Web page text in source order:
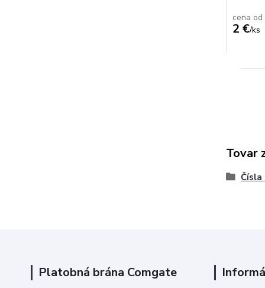
cena od
2 €/ks
Tovar
Platobná brána Comgate